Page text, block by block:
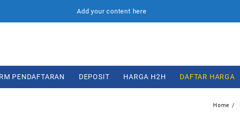
Add your content here
PENDAFTARAN DEPOSIT HARGA H2H DAFTAR HARGA
Home